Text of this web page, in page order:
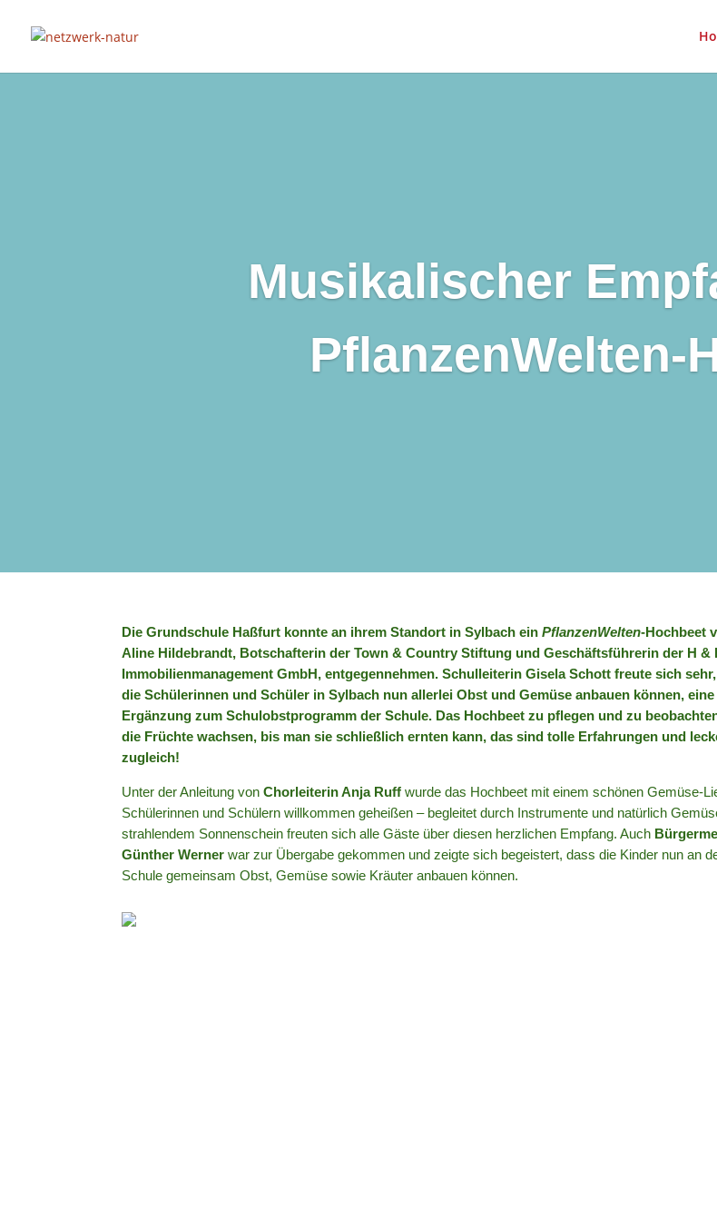
Musikalischer
PflanzenWelten-
Die Grundschule Haßfurt konnte an ihrem Standort in Sylbach einPflanzenWelten-Hochbeet
Aline Hildebrandt, Botschafterin der Town & Country Stiftung und Geschäftsführerin der H &
Immobilienmanagement GmbH, entgegennehmen. Schulleiterin Gisela Schott freute sich
die Schülerinnen und Schüler in Sylbach nun allerlei Obst und Gemüse anbauen können,
Ergänzung zum Schulobstprogramm der Schule. Das Hochbeet zu pflegen und zu
die Früchte wachsen, bis man sie schließlich ernten kann, das sind tolle Erfahrungen und
zugleich!
Unter der Anleitung von Chorleiterin Anja Ruff wurde das Hochbeet mit einem schönen Gemüse-
Schülerinnen und Schülern willkommen geheißen – begleitet durch Instrumente und natürlich
strahlendem Sonnenschein freuten sich alle Gäste über diesen herzlichen Empfang. Auch
Günther Werner war zur Übergabe gekommen und zeigte sich begeistert, dass die Kinder nun an
Schule gemeinsam Obst, Gemüse sowie Kräuter anbauen können.